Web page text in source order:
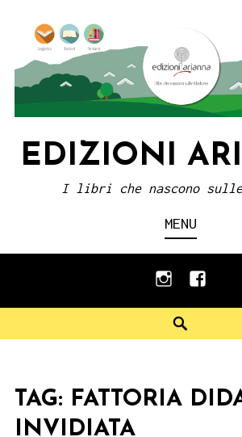
content
EDIZIONI
I libri che nascono sulle
MENU
instagram
TAG: FATTORIA
INVIDIATA